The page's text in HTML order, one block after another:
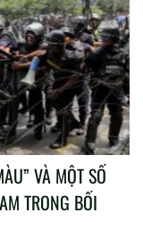
VÀ MỘT SỐ
TRONG BỐI